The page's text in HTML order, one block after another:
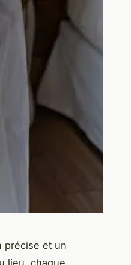
précise et un